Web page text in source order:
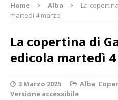
Home Alba
La
martedì 4 marzo
La copertina di
edicola martedì
3 Marzo 2025 Alba,
Versione accessibile